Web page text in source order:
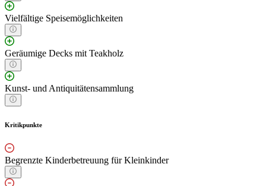
Vielfältige Speisemöglichkeiten
Geräumige Decks mit Teakholz
Kunst- und Antiquitätensammlung
Kritikpunkte
Begrenzte Kinderbetreuung für Kleinkinder